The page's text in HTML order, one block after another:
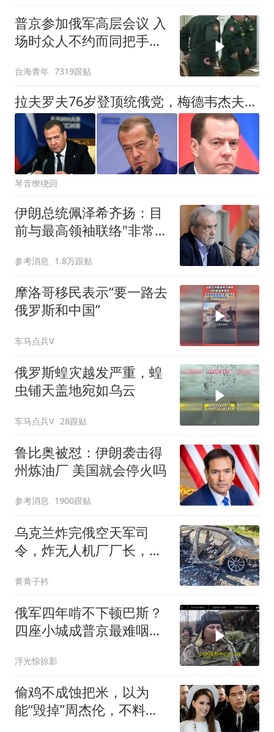
普京参加俄军高层会议 入
场时众人不约而同把手放
台海青年 7319跟贴
拉夫罗夫76岁登顶统俄党，梅德韦杰夫出局，普京无人可用
琴音缭绕回
伊朗总统佩泽希齐扬：目
前与最高领袖联络"非常困
参考消息 1.8万跟贴
摩洛哥移民表示“要一路去
俄罗斯和中国”
车马点兵V
俄罗斯蝗灾越发严重，蝗
虫铺天盖地宛如乌云
车马点兵V 28跟贴
鲁比奥被怼：伊朗袭击得
州炼油厂 美国就会停火吗
参考消息 1900跟贴
乌克兰炸完俄空天军司
令，炸无人机厂厂长，俄
菁菁子衿
俄军四年啃不下顿巴斯？
四座小城成普京最难咽的
浮光惊掠影
偷鸡不成蚀把米，以为
能“毁掉”周杰伦，不料自